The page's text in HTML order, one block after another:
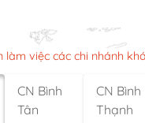
làm việc các chi nhánh
CN Bình
Tân
CN Bình
Thạnh